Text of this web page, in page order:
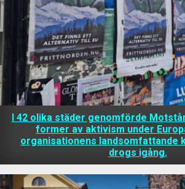
I 42 olika städer genomförde
former av aktivism under
organisationens landsomfattande
drogs igång.